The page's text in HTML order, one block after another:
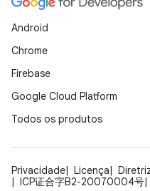
Android
Chrome
Firebase
Google Cloud Platform
Todos os produtos
Privacidade Licença
ICP证合字B2-20070004号